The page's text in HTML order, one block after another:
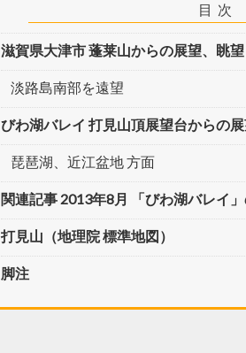
目次
滋賀県大津市 蓬莱山からの展望、眺望
淡路島南部を遠望
びわ湖バレイ 打見山頂展望台からの
琵琶湖、近江盆地 方面
関連記事 2013年8月 「びわ湖バレイ
打見山（地理院 標準地図）
脚注